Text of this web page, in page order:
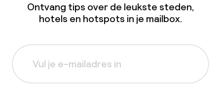
Ontvang tips over de leukste steden,
hotels en hotspots in je mailbox.